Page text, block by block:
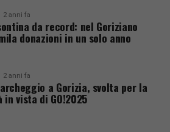
2 anni fa
da record: nel Goriziano
donazioni in un solo anno
2 anni fa
a Gorizia, svolta per la
in vista di GO!2025